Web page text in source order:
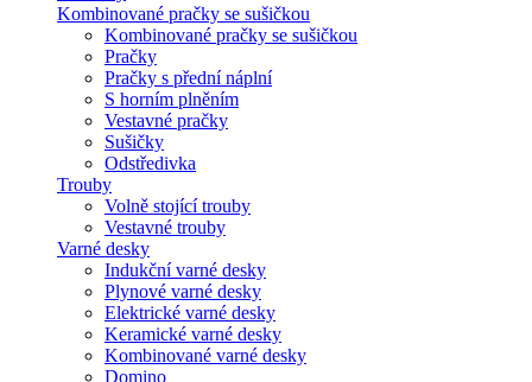
Kombinované pračky se sušičkou
Kombinované pračky se sušičkou
Pračky
Pračky s přední náplní
S horním plněním
Vestavné pračky
Sušičky
Odstředivka
Trouby
Volně stojící trouby
Vestavné trouby
Varné desky
Indukční varné desky
Plynové varné desky
Elektrické varné desky
Keramické varné desky
Kombinované varné desky
Domino